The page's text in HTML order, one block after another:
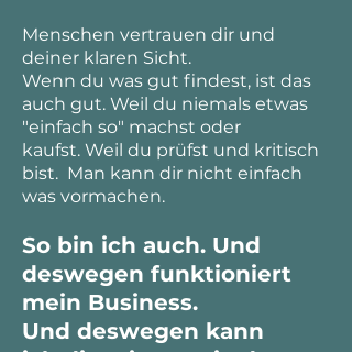
Menschen vertrauen dir und
deiner klaren Sicht.
Wenn du was gut findest, ist das
auch gut. Weil du niemals etwas
"einfach so" machst oder
kaufst. Weil du prüfst und kritisch
bist. Man kann dir nicht einfach
was vormachen.
So bin ich auch. Und
deswegen funktioniert
mein Business.
Und deswegen kann